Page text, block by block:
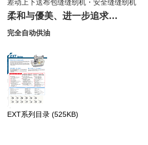
差动上下送布包缝缝纫机・安全缝缝纫机
柔和与優美、进一步追求…
完全自动供油
EXT系列目录 (525KB)